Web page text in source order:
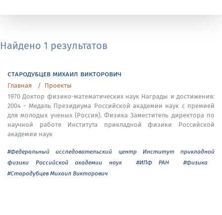
Найдено 1 результатов
стародубцев михаил викторович
Главная
Проекты
1970 Доктор физико-математических наук Награды и достижения:
2004 - Медаль Президиума Российской академии наук с премией
для молодых ученых (Россия). Физика Заместитель директора по
научной работе Института прикладной физики Российской
академии наук
#Федеральный исследовательский центр Институт прикладной
физики Российской академии наук
#ИПФ РАН
#Физика
#Стародубцев Михаил Викторович